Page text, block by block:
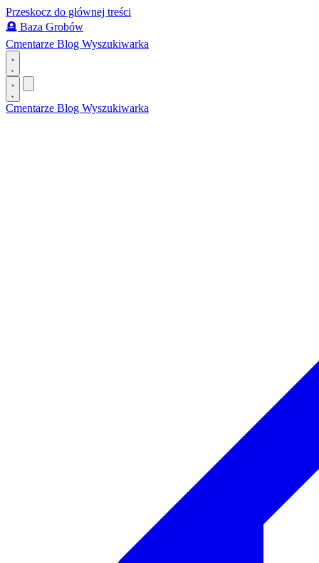
Przeskocz do głównej treści
🪦 Baza Grobów
Cmentarze Blog Wyszukiwarka
Cmentarze Blog Wyszukiwarka